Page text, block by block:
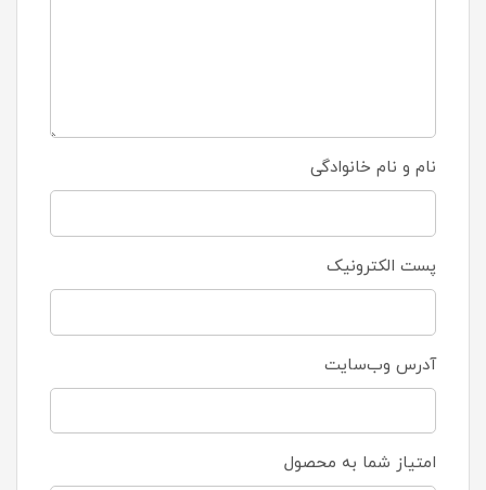
نام و نام خانوادگی
پست الکترونیک
آدرس وب‌سایت
امتیاز شما به محصول